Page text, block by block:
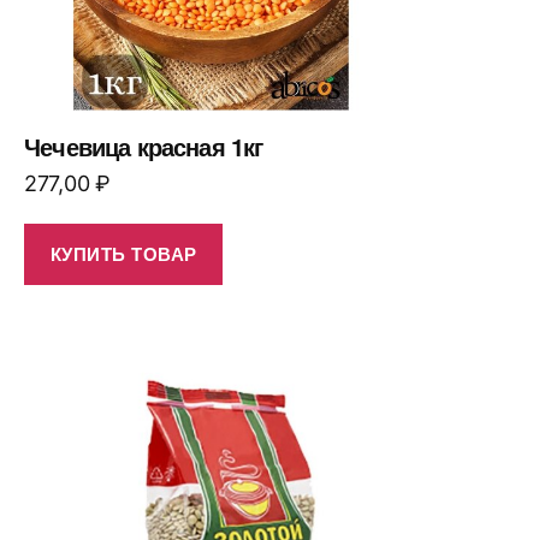
Чечевица красная 1кг
277,00₽
КУПИТЬ ТОВАР